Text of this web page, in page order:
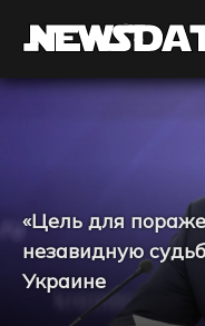
«Цель для
незавидную
Украине